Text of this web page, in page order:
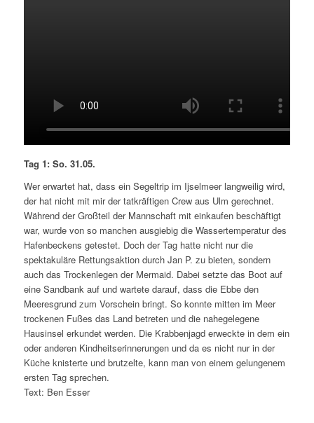
Tag 1: So. 31.05.
Wer erwartet hat, dass ein Segeltrip im Ijselmeer langweilig wird,
der hat nicht mit mir der tatkräftigen Crew aus Ulm gerechnet.
Während der Großteil der Mannschaft mit einkaufen beschäftigt
war, wurde von so manchen ausgiebig die Wassertemperatur des
Hafenbeckens getestet. Doch der Tag hatte nicht nur die
spektakuläre Rettungsaktion durch Jan P. zu bieten, sondern
auch das Trockenlegen der Mermaid. Dabei setzte das Boot auf
eine Sandbank auf und wartete darauf, dass die Ebbe den
Meeresgrund zum Vorschein bringt. So konnte mitten im Meer
trockenen Fußes das Land betreten und die nahegelegene
Hausinsel erkundet werden. Die Krabbenjagd erweckte in dem ein
oder anderen Kindheitserinnerungen und da es nicht nur in der
Küche knisterte und brutzelte, kann man von einem gelungenem
ersten Tag sprechen.
Text: Ben Esser